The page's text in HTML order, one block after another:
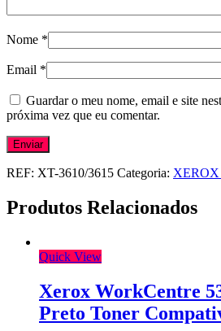
Nome *
Email *
Guardar o meu nome, email e site
próxima vez que eu comentar.
REF: XT-3610/3615 Categoria:
Produtos Relacionados
Quick View
Xerox WorkCentre
Preto Toner